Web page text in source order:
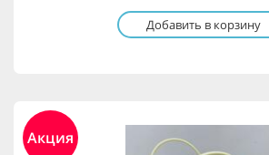
Добавить в корзину
Акция